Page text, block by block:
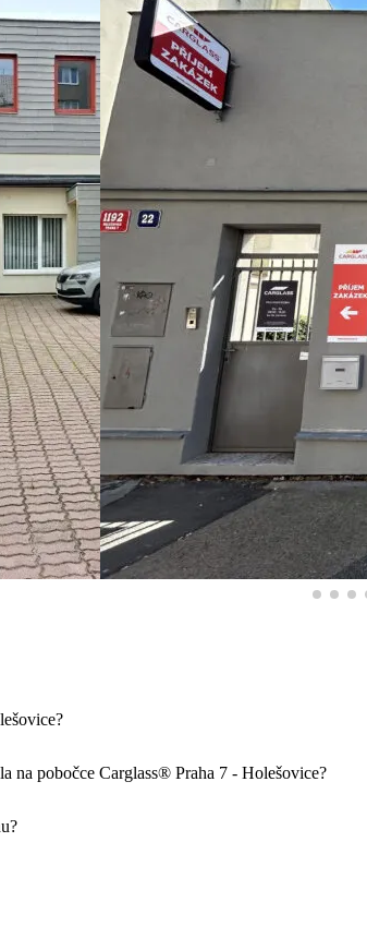
na pobočce Carglass® Praha 7 - Holešovice?